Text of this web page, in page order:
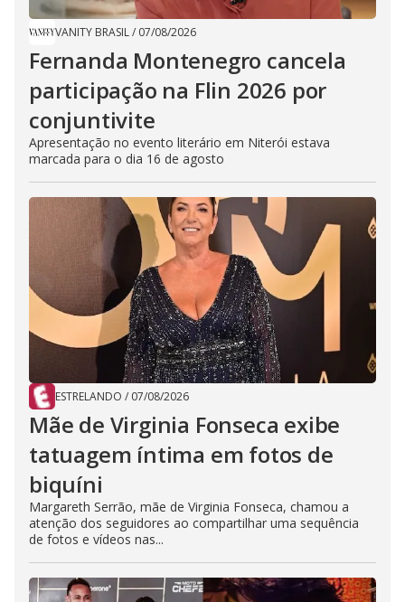
VANITY BRASIL/ 07/08/2026
Fernanda Montenegro cancela
participação na Flin 2026 por
conjuntivite
Apresentação no evento literário em Niterói estava
marcada para o dia 16 de agosto
ESTRELANDO / 07/08/2026
Mãe de Virginia Fonseca exibe
tatuagem íntima em fotos de
biquíni
Margareth Serrão, mãe de Virginia Fonseca, chamou a
atenção dos seguidores ao compartilhar uma sequência
de fotos e vídeos nas...